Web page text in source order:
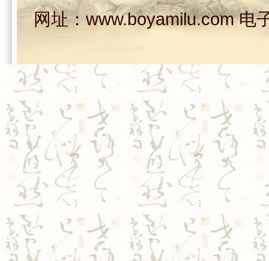
网址：www.boyamilu.com 电